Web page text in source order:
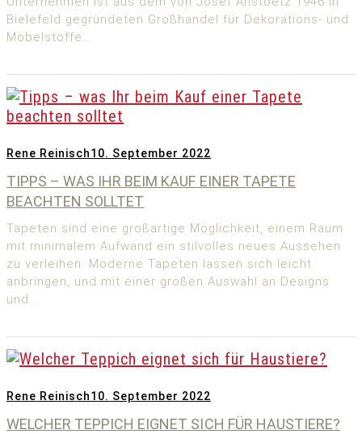
Bielefeld gegründeten Großhandel für Dekorations- und
Möbelstoffe...
Rene Reinisch10. September 2022
TIPPS – WAS IHR BEIM KAUF EINER TAPETE
BEACHTEN SOLLTET
Tapeten sind eine großartige Möglichkeit, einem Raum
mit minimalem Aufwand ein stilvolles neues Aussehen
zu verleihen. Moderne Tapeten lassen sich leicht
anbringen, und mit einer großen Auswahl an Designs
und...
Rene Reinisch10. September 2022
WELCHER TEPPICH EIGNET SICH FÜR HAUSTIERE?